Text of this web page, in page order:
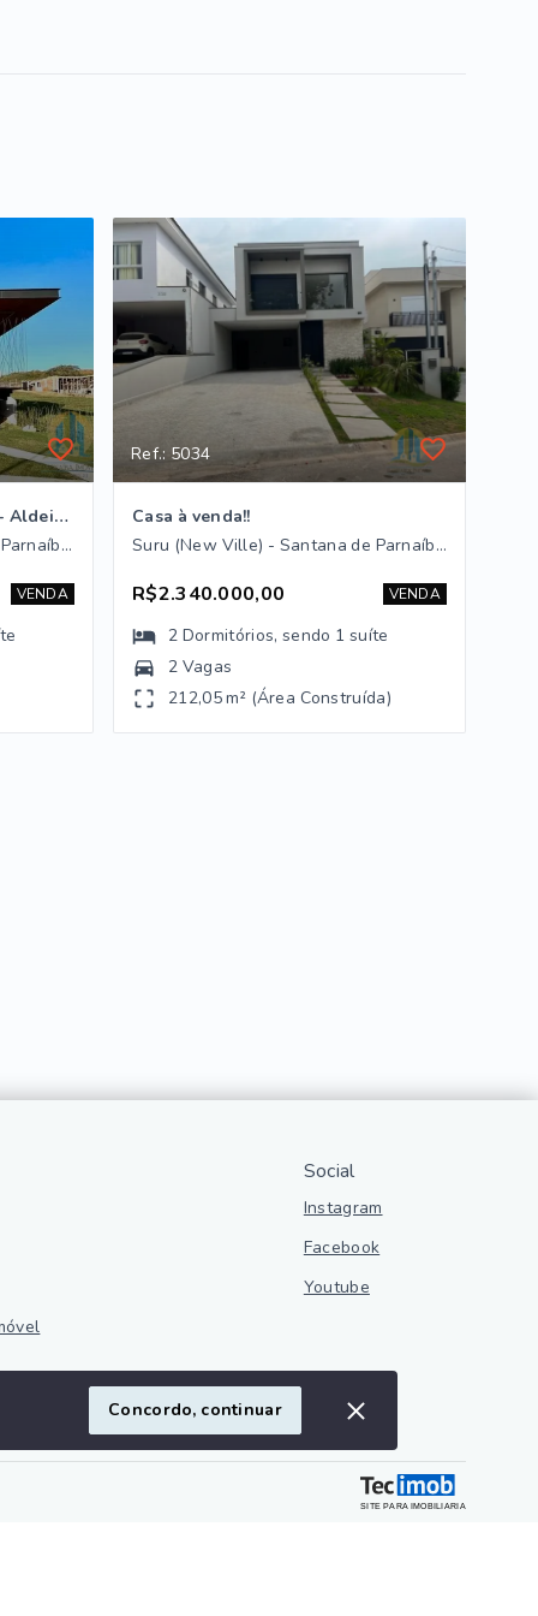
Casa alto padrão no Altavis - Aldeia da Serra
Quintas do Ingaí - Santana de Parnaíba/SP
VENDA
Ref.: 5034
Casa à venda!!
Suru (New Ville) - Santana de Parnaíba/SP
R$2.340.000,00 VENDA
2 Dormitórios, sendo 1 suíte
2 Vagas
212,05 m² (Área Construída)
Social
Instagram
Facebook
Youtube
SITE PARA IMOBILIARIA
Concordo, continuar